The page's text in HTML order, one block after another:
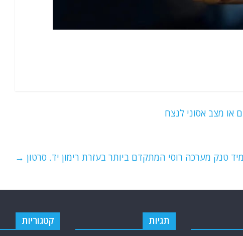
או מצב אסוני לנצח
טנק מערכה רוסי המתקדם ביותר בעזרת רימון יד. סרטון →
תגיות קטגוריות